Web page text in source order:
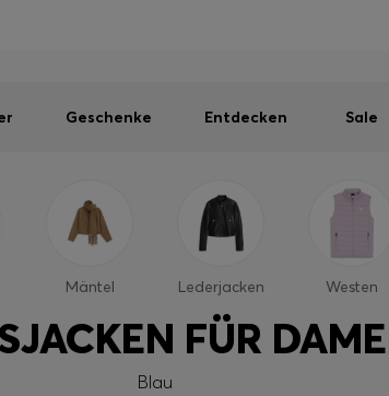
Geschenke Entdecken Sale
Mäntel Lederjacken Westen
FÜR
Blau